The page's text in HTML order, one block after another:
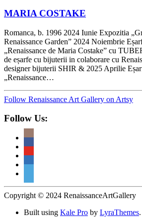
MARIA COSTAKE
Romanca, b. 1996 2024 Iunie Expozitia
Renaissance Garden” 2024 Noiembrie
„Renaissance de Maria Costake” cu
de eșarfe cu bijuterii in colaborare cu
designer bijuterii SHIR & 2025 Aprilie
„Renaissance…
Follow Renaissance Art Gallery on Artsy
Follow Us:
Copyright © 2024 RenaissanceArtGallery
Built using Kale Pro by LyraThemes.